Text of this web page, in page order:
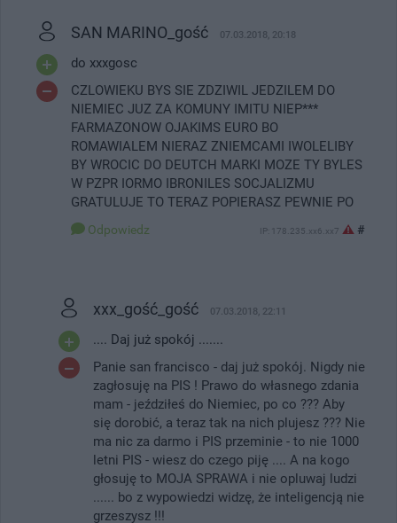
SAN MARINO_gość 07.03.2018, 20:18
do xxxgosc
CZLOWIEKU BYS SIE ZDZIWIL JEDZILEM DO
NIEMIEC JUZ ZA KOMUNY IMITU NIEP***
FARMAZONOW OJAKIMS EURO BO
ROMAWIALEM NIERAZ ZNIEMCAMI IWOLELIBY
BY WROCIC DO DEUTCH MARKI MOZE TY BYLES
W PZPR IORMO IBRONILES SOCJALIZMU
GRATULUJE TO TERAZ POPIERASZ PEWNIE PO
Odpowiedz IP: 178.235.xx6.xx7 #
xxx_gość_gość 07.03.2018, 22:11
.... Daj już spokój .......
Panie san francisco - daj już spokój. Nigdy nie
zagłosuję na PIS ! Prawo do własnego zdania
mam - jeździłeś do Niemiec, po co ??? Aby
się dorobić, a teraz tak na nich plujesz ??? Nie
ma nic za darmo i PIS przeminie - to nie 1000
letni PIS - wiesz do czego piję .... A na kogo
głosuję to MOJA SPRAWA i nie opluwaj ludzi
...... bo z wypowiedzi widzę, że inteligencją nie
grzeszysz !!!